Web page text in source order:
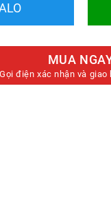
MUA
Gọi điện xác nhận và giao